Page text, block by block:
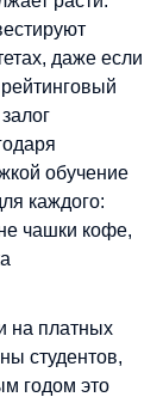
даже если
обучение
каждого:
чашки кофе,
на платных
студентов,
годом это